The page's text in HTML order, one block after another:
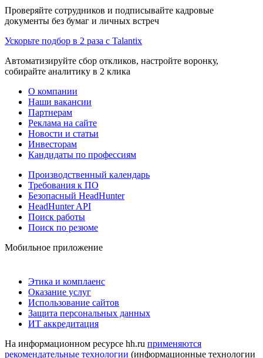
Проверяйте сотрудников и подписывайте кадровые
документы без бумаг и личных встреч
Ускорьте подбор в 2 раза с Talantix
Автоматизируйте сбор откликов, настройте воронку,
собирайте аналитику в 2 клика
О компании
Наши вакансии
Партнерам
Реклама на сайте
Новости и статьи
Инвесторам
Кандидаты по профессиям
Производственный календарь
Требования к ПО
Безопасный HeadHunter
HeadHunter API
Поиск работы
Поиск по резюме
Мобильное приложение
Этика и комплаенс
Оказание услуг
Использование сайтов
Защита персональных данных
ИТ аккредитация
На информационном ресурсе hh.ru применяются
рекомендательные технологии (информационные технологии